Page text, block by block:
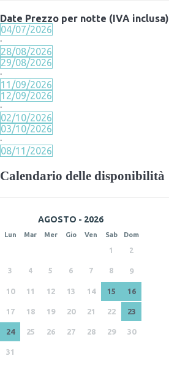
Date Prezzo per notte (IVA inclusa)
04/07/2026
·
28/08/2026
29/08/2026
·
11/09/2026
12/09/2026
·
02/10/2026
03/10/2026
·
08/11/2026
Calendario delle disponibilità
AGOSTO - 2026
Lun Mar Mer Gio Ven Sab Dom
1 2
3 4 5 6 7 8 9
10 11 12 13 14 15 16
17 18 19 20 21 22 23
24 25 26 27 28 29 30
31